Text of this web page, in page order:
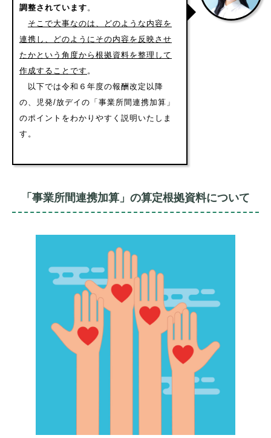
調整されています。
そこで大事なのは、どのような内容を
連携し、どのようにその内容を反映させ
たかという角度から根拠資料を整理して
作成することです 。
以下では令和６年度の報酬改定以降
の、児発/放デイの「事業所間連携加算」
のポイントをわかりやすく説明いたしま
す。
「事業所間連携加算」の算定根拠資料について